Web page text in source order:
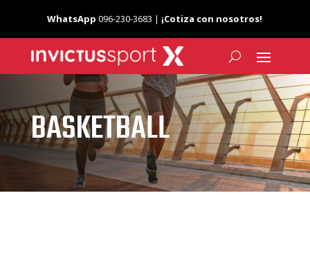
WhatsApp 096-230-3683 | ¡Cotiza con nosotros!
BASKETBALL